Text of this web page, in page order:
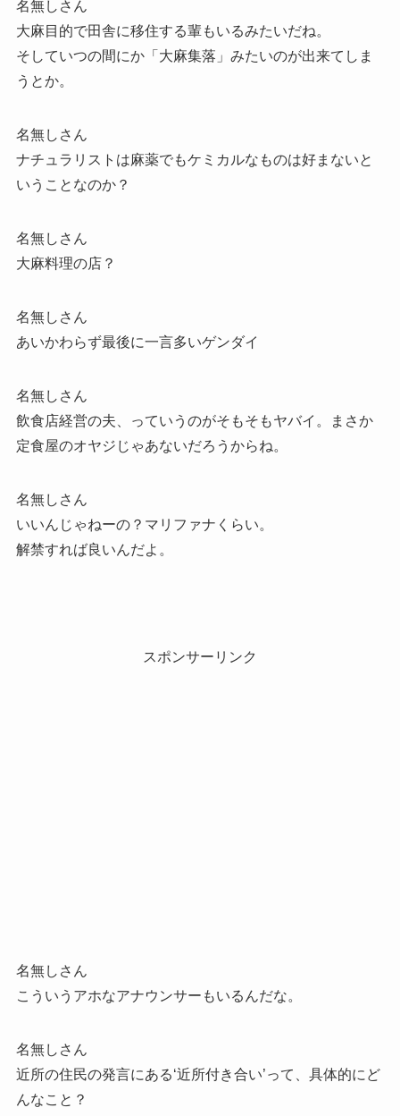
名無しさん
大麻目的で田舎に移住する輩もいるみたいだね。
そしていつの間にか「大麻集落」みたいのが出来てしま
うとか。
名無しさん
ナチュラリストは麻薬でもケミカルなものは好まないと
いうことなのか？
名無しさん
大麻料理の店？
名無しさん
あいかわらず最後に一言多いゲンダイ
名無しさん
飲食店経営の夫、っていうのがそもそもヤバイ。まさか
定食屋のオヤジじゃあないだろうからね。
名無しさん
いいんじゃねーの？マリファナくらい。
解禁すれば良いんだよ。
スポンサーリンク
名無しさん
こういうアホなアナウンサーもいるんだな。
名無しさん
近所の住民の発言にある‘近所付き合い’って、具体的にど
んなこと？